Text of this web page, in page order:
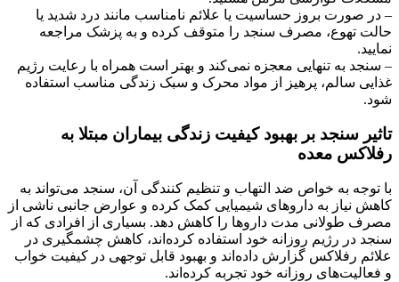
– در صورت بروز حساسیت یا علائم نامناسب مانند درد شدید یا
حالت تهوع، مصرف سنجد را متوقف کرده و به پزشک مراجعه
نمایید.
– سنجد به تنهایی معجزه نمی‌کند و بهتر است همراه با رعایت رژیم
غذایی سالم، پرهیز از مواد محرک و سبک زندگی مناسب استفاده
شود.
تاثیر سنجد بر بهبود کیفیت زندگی بیماران مبتلا به
رفلاکس معده
با توجه به خواص ضد التهاب و تنظیم کنندگی آن، سنجد می‌تواند به
کاهش نیاز به داروهای شیمیایی کمک کرده و عوارض جانبی ناشی از
مصرف طولانی مدت داروها را کاهش دهد. بسیاری از افرادی که از
سنجد در رژیم روزانه خود استفاده کرده‌اند، کاهش چشمگیری در
علائم رفلاکس گزارش داده‌اند و بهبود قابل توجهی در کیفیت خواب
و فعالیت‌های روزانه خود تجربه کرده‌اند.